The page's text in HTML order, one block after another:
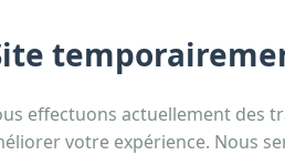
effectuons actuellement des
votre expérience. Nous